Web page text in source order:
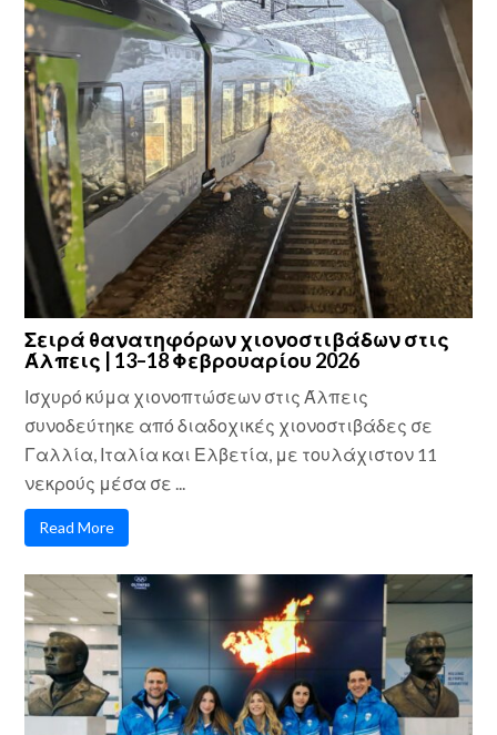
Σειρά θανατηφόρων χιονοστιβάδων στις
Άλπεις | 13–18 Φεβρουαρίου 2026
Ισχυρό κύμα χιονοπτώσεων στις Άλπεις
συνοδεύτηκε από διαδοχικές χιονοστιβάδες σε
Γαλλία, Ιταλία και Ελβετία, με τουλάχιστον 11
νεκρούς μέσα σε ...
Read More